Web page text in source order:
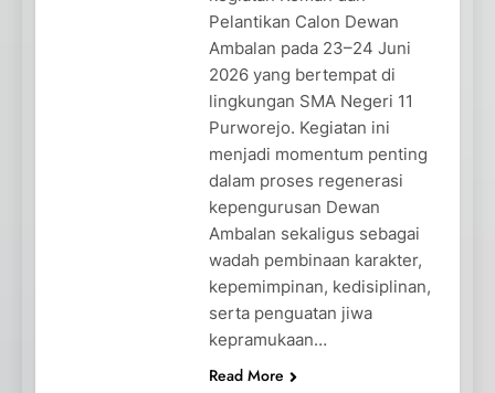
Pelantikan Calon Dewan
Ambalan pada 23–24 Juni
2026 yang bertempat di
lingkungan SMA Negeri 11
Purworejo. Kegiatan ini
menjadi momentum penting
dalam proses regenerasi
kepengurusan Dewan
Ambalan sekaligus sebagai
wadah pembinaan karakter,
kepemimpinan, kedisiplinan,
serta penguatan jiwa
kepramukaan…
Read More